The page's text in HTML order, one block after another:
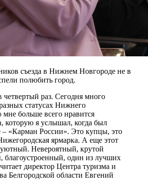
съезда в Нижнем Новгороде не в
полюбить город.
четвертый раз. Сегодня много
статусах Нижнего
больше всего нравится
которую я услышал, когда был
– «Карман России». Это купцы, это
ярмарка. А еще этот
Невероятный, крутой
благоустроенный, один из лучших
директор Центра туризма и
Белгородской области Евгений